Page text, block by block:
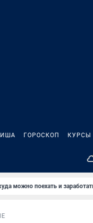
ГОРОСКОП КУРСЫ
можно поехать и